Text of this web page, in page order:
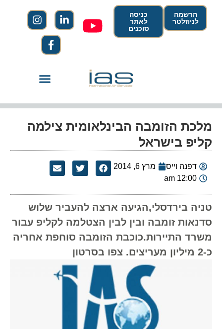
הרשמה
לניוזלטר
כניסה
לאתר
סוכנים
מלכת הזומבה הבינלאומית צילמה
קליפ בישראל
דפנה וייס
מרץ 6, 2014
12:00 am
טניה בירדסלי,הגיעה ארצה להעביר שלוש
סדנאות זומבה ובין לבין הצטלמה לקליפ עבור
משרד התיירות.כוכבת הזומבה סוחפת אחריה
כ-2 מיליון מעריצים. צפו בסרטון